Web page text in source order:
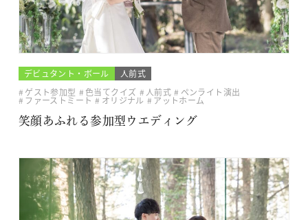
デビュタント・ボール
人前式
ゲスト参加型
色当てクイズ 人前式 ペンライト演出
ファーストミート オリジナル
アットホーム
笑顔あふれる参加型ウエディング